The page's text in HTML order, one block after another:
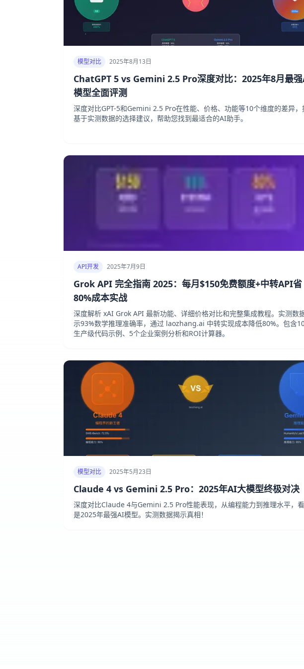
模型对比 2025年8月13日
ChatGPT 5 vs Gemini 2.5 Pro深度对比：2025年8月最
模型全面评测
深度对比GPT-5和Gemini 2.5 Pro在性能、价格、功能等10个维度的差异，
基于实测数据的选择建议，帮助您找到最适合的AI助手。
API开发 2025年7月9日
Grok API 完全指南 2025：每月$150免费额度+中转API省
80%成本实战
深度解析 xAI Grok API 最新功能、详细价格对比和完整集成教程。实测数
示93%数学推理准确率，通过 laozhang.ai 中转实现成本降低80%。包含
生产级代码示例、5个企业案例分析和ROI计算器。
模型对比 2025年5月23日
Claude 4 vs Gemini 2.5 Pro：2025年AI大模型终极对决
深度对比Claude 4与Gemini 2.5 Pro性能表现，从编程能力到推理水平，
是2025年最强AI模型。实测数据揭示真相！